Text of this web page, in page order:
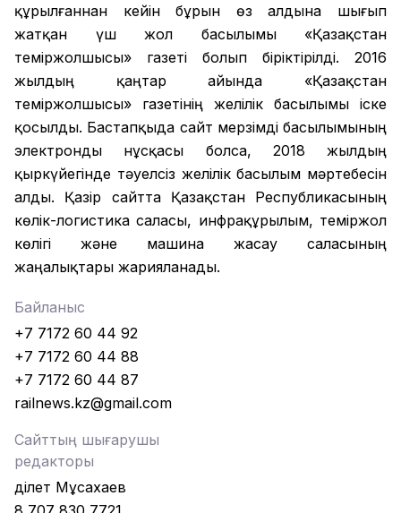
құрылғаннан кейін бұрын өз алдына шығып
жатқан үш жол басылымы «Қазақстан
теміржолшысы» газеті болып біріктірілді. 2016
жылдың қаңтар айында «Қазақстан
теміржолшысы» газетінің желілік басылымы іске
қосылды. Бастапқыда сайт мерзімді басылымының
электронды нұсқасы болса, 2018 жылдың
қыркүйегінде тәуелсіз желілік басылым мәртебесін
алды. Қазір сайтта Қазақстан Республикасының
көлік-логистика саласы, инфрақұрылым, теміржол
көлігі және машина жасау саласының
жаңалықтары жарияланады.
Байланыс
+7 7172 60 44 92
+7 7172 60 44 88
+7 7172 60 44 87
railnews.kz@gmail.com
Сайттың шығарушы
редакторы
Әділет Мұсахаев